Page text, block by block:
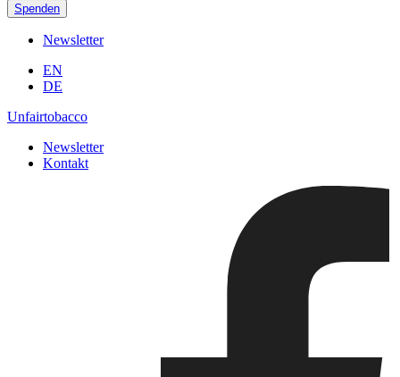
Spenden
Newsletter
EN
DE
Unfairtobacco
Newsletter
Kontakt